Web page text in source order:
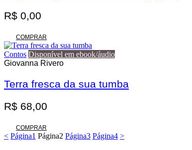
R$ 0,00
COMPRAR
Contos Disponível em ebook/áudio
Giovanna Rivero
Terra fresca da sua tumba
R$ 68,00
COMPRAR
< Página1 Página2 Página3 Página4 >